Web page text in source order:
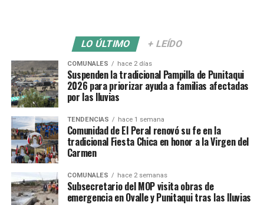
LO ÚLTIMO + LEÍDO
COMUNALES hace 2 días
Suspenden la tradicional Pampilla de Punitaqui
2026 para priorizar ayuda a familias afectadas
por las lluvias
TENDENCIAS hace 1 semana
Comunidad de El Peral renovó su fe en la
tradicional Fiesta Chica en honor a la Virgen del
Carmen
COMUNALES hace 2 semanas
Subsecretario del MOP visita obras de
emergencia en Ovalle y Punitaqui tras las lluvias